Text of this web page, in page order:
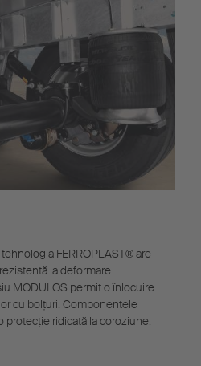
FERROPLAST® are
la deformare.
MODULOS permit o înlocuire
cu bolţuri. Componentele
protecţie ridicată la coroziune.